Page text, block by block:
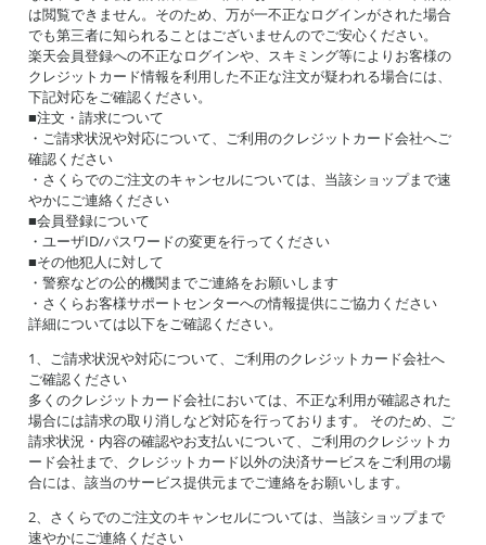
は閲覧できません。そのため、万が一不正なログインがされた場合
でも第三者に知られることはございませんのでご安心ください。
楽天会員登録への不正なログインや、スキミング等によりお客様の
クレジットカード情報を利用した不正な注文が疑われる場合には、
下記対応をご確認ください。
■注文・請求について
・ご請求状況や対応について、ご利用のクレジットカード会社へご
確認ください
・さくらでのご注文のキャンセルについては、当該ショップまで速
やかにご連絡ください
■会員登録について
・ユーザID/パスワードの変更を行ってください
■その他犯人に対して
・警察などの公的機関までご連絡をお願いします
・さくらお客様サポートセンターへの情報提供にご協力ください
詳細については以下をご確認ください。
1、ご請求状況や対応について、ご利用のクレジットカード会社へ
ご確認ください
多くのクレジットカード会社においては、不正な利用が確認された
場合には請求の取り消しなど対応を行っております。 そのため、ご
請求状況・内容の確認やお支払いについて、ご利用のクレジットカ
ード会社まで、クレジットカード以外の決済サービスをご利用の場
合には、該当のサービス提供元までご連絡をお願いします。
2、さくらでのご注文のキャンセルについては、当該ショップまで
速やかにご連絡ください